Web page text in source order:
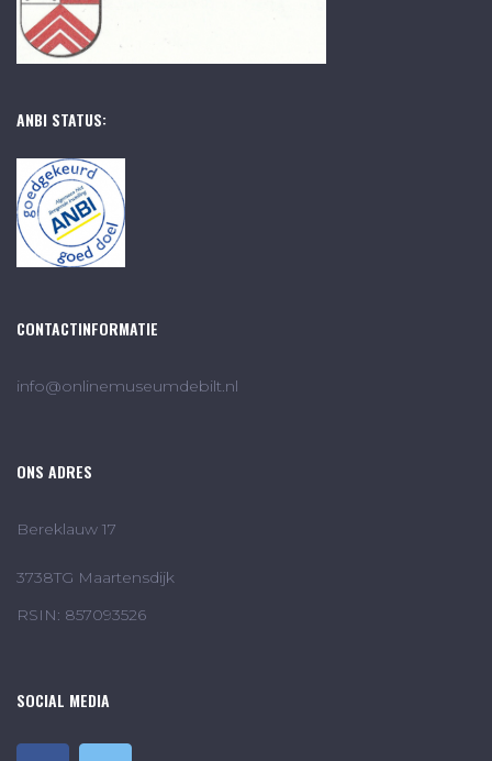
ANBI STATUS:
CONTACTINFORMATIE
info@onlinemuseumdebilt.nl
ONS ADRES
Bereklauw 17
3738TG Maartensdijk
RSIN: 857093526
SOCIAL MEDIA